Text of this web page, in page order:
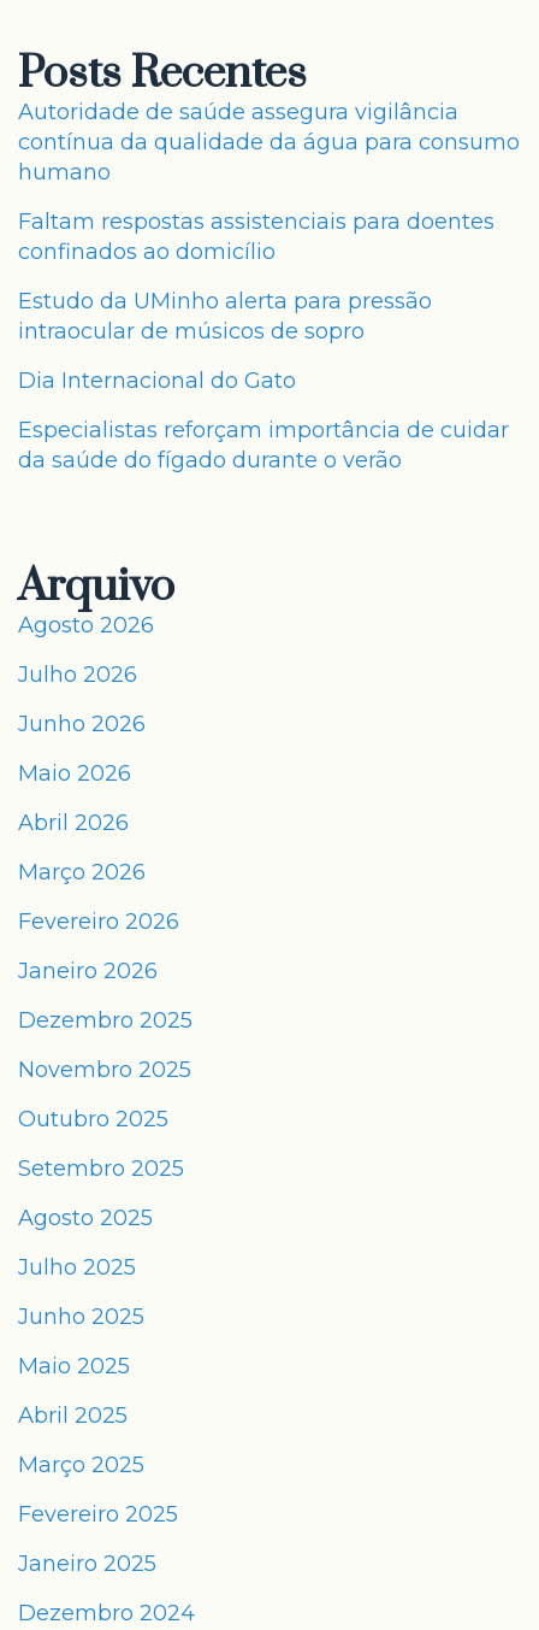
Posts Recentes
Autoridade de saúde assegura vigilância
contínua da qualidade da água para consumo
humano
Faltam respostas assistenciais para doentes
confinados ao domicílio
Estudo da UMinho alerta para pressão
intraocular de músicos de sopro
Dia Internacional do Gato
Especialistas reforçam importância de cuidar
da saúde do fígado durante o verão
Arquivo
Agosto 2026
Julho 2026
Junho 2026
Maio 2026
Abril 2026
Março 2026
Fevereiro 2026
Janeiro 2026
Dezembro 2025
Novembro 2025
Outubro 2025
Setembro 2025
Agosto 2025
Julho 2025
Junho 2025
Maio 2025
Abril 2025
Março 2025
Fevereiro 2025
Janeiro 2025
Dezembro 2024